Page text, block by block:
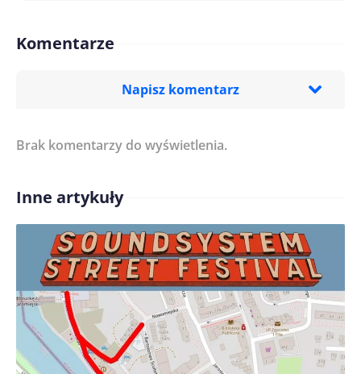
Komentarze
Napisz komentarz
Treść komentarza*
Imię/ Nick*
Zapamiętaj moje dane w tej przeglądarce podczas
pisania kolejnych komentarzy.
Brak komentarzy do wyświetlenia.
Inne artykuły